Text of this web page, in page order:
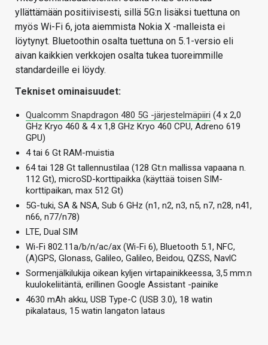
yllättämään positiivisesti, sillä 5G:n lisäksi tuettuna on
myös Wi-Fi 6, jota aiemmista Nokia X -malleista ei
löytynyt. Bluetoothin osalta tuettuna on 5.1-versio eli
aivan kaikkien verkkojen osalta tukea tuoreimmille
standardeille ei löydy.
Tekniset ominaisuudet:
Qualcomm Snapdragon 480 5G -järjestelmäpiiri (4 x 2,0
GHz Kryo 460 & 4 x 1,8 GHz Kryo 460 CPU, Adreno 619
GPU)
4 tai 6 Gt RAM-muistia
64 tai 128 Gt tallennustilaa (128 Gt:n mallissa vapaana n.
112 Gt), microSD-korttipaikka (käyttää toisen SIM-
korttipaikan, max 512 Gt)
5G-tuki, SA & NSA, Sub 6 GHz (n1, n2, n3, n5, n7, n28, n41,
n66, n77/n78)
LTE, Dual SIM
Wi-Fi 802.11a/b/n/ac/ax (Wi-Fi 6), Bluetooth 5.1, NFC,
(A)GPS, Glonass, Galileo, Galileo, Beidou, QZSS, NavlC
Sormenjälkilukija oikean kyljen virtapainikkeessa, 3,5 mm:n
kuulokeliitäntä, erillinen Google Assistant -painike
4630 mAh akku, USB Type-C (USB 3.0), 18 watin
pikalataus, 15 watin langaton lataus